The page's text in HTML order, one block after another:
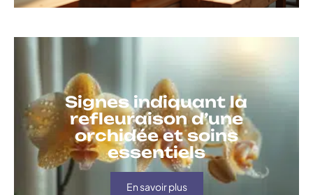
Signes indiquant la
refleuraison d’une
orchidée et soins
essentiels
En savoir plus